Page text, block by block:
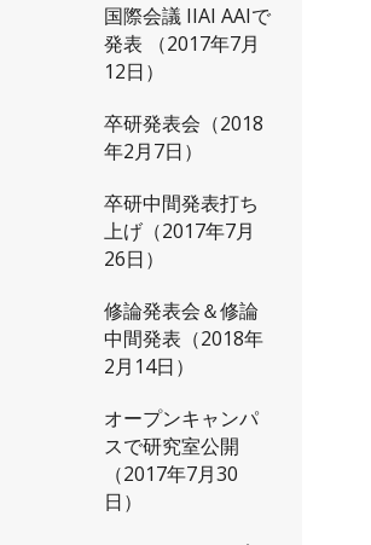
国際会議 IIAI AAIで
発表 （2017年7月
12日）
卒研発表会（2018
年2月7日）
卒研中間発表打ち
上げ（2017年7月
26日）
修論発表会＆修論
中間発表（2018年
2月14日）
オープンキャンパ
スで研究室公開
（2017年7月30
日）